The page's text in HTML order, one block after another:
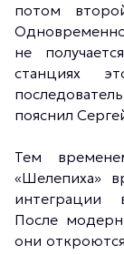
потом
не
станциях
пояснил
Тем
«Шелепиха»
интеграции
После
они